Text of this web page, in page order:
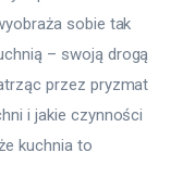
sobie tak
– swoją drogą
przez pryzmat
i jakie czynności
kuchnia to